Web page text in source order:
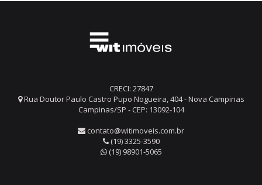
CRECI: 27847
Rua Doutor Paulo Castro Pupo Nogueira, 404 - Nova Campinas
Campinas/SP - CEP: 13092-104
contato@witimoveis.com.br
(19) 3325-3590
(19) 98901-5065